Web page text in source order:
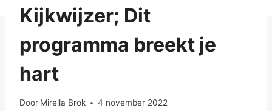
Kijkwijzer; Dit
programma breekt je
hart
Door Mirella Brok 4 november 2022